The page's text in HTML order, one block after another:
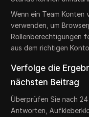
Wenn ein Team
verwenden, um
Rollenberechtigungen
aus dem richtigen
Verfolge die
nächsten Beitrag
Überprüfen Sie nach
Antworten,